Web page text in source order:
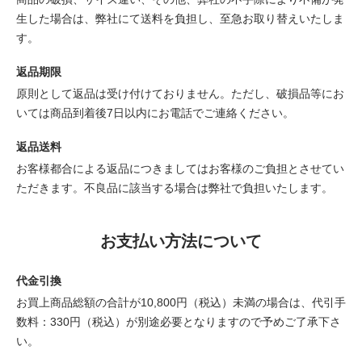
生した場合は、弊社にて送料を負担し、至急お取り替えいたしま
す。
返品期限
原則として返品は受け付けておりません。ただし、破損品等にお
いては商品到着後7日以内にお電話でご連絡ください。
返品送料
お客様都合による返品につきましてはお客様のご負担とさせてい
ただきます。不良品に該当する場合は弊社で負担いたします。
お支払い方法について
代金引換
お買上商品総額の合計が10,800円（税込）未満の場合は、代引手
数料：330円（税込）が別途必要となりますので予めご了承下さ
い。